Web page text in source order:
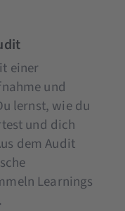
einer
und
lernst, wie du
und dich
dem Audit
Learnings